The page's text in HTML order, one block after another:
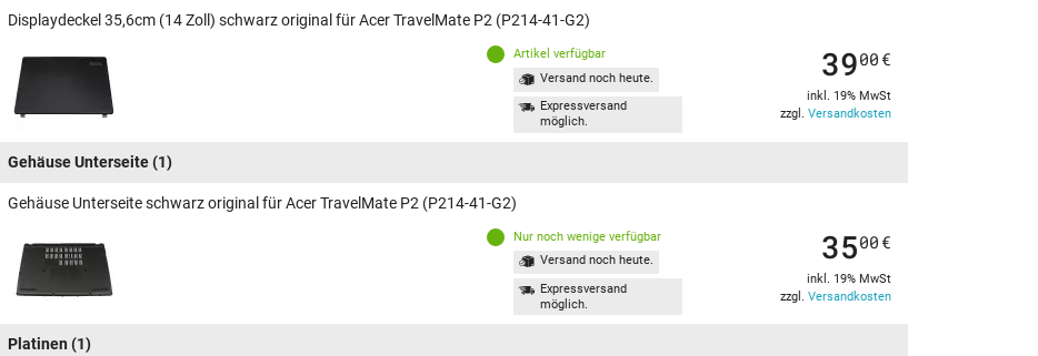
Displaydeckel 35,6cm (14 Zoll) schwarz original für Acer TravelMate P2 (P214-41-G2)
Artikel verfügbar
Versand noch heute.
Expressversand
möglich.
3900 €
inkl. 19% MwSt
zzgl. Versandkosten
Gehäuse Unterseite(1)
Gehäuse Unterseite schwarz original für Acer TravelMate P2 (P214-41-G2)
Nur noch wenige verfügbar
Versand noch heute.
Expressversand
möglich.
3500 €
inkl. 19% MwSt
zzgl. Versandkosten
Platinen (1)